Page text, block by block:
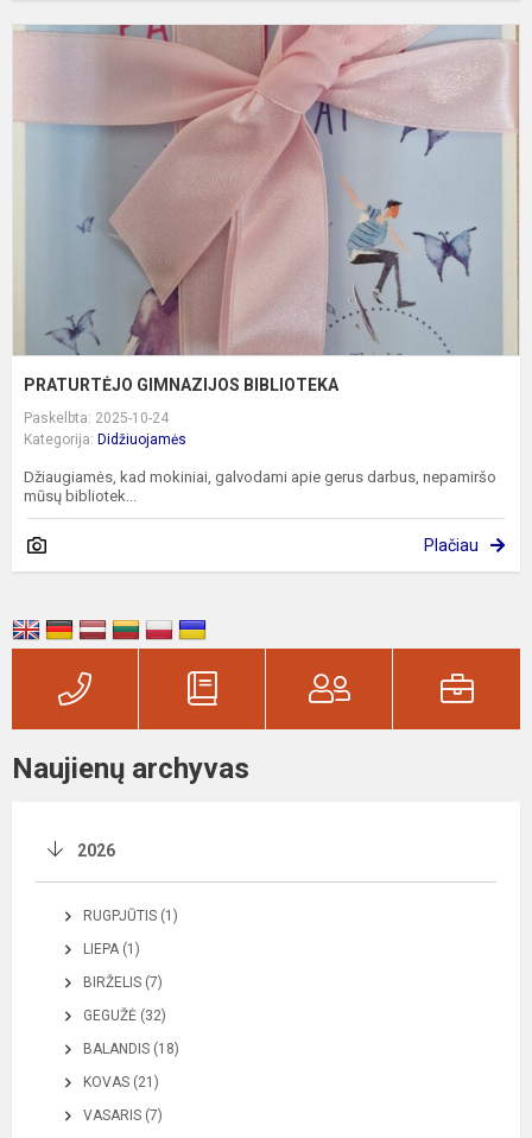
PRATURTĖJO GIMNAZIJOS BIBLIOTEKA
Paskelbta: 2025-10-24
Kategorija: Didžiuojamės
Džiaugiamės, kad mokiniai, galvodami apie gerus darbus, nepamiršo
mūsų bibliotek...
Plačiau
Naujienų archyvas
2026
RUGPJŪTIS (1)
LIEPA (1)
BIRŽELIS (7)
GEGUŽĖ (32)
BALANDIS (18)
KOVAS (21)
VASARIS (7)